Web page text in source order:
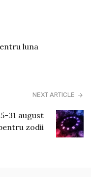
luna
NEXT ARTICLE
31 august
zodii